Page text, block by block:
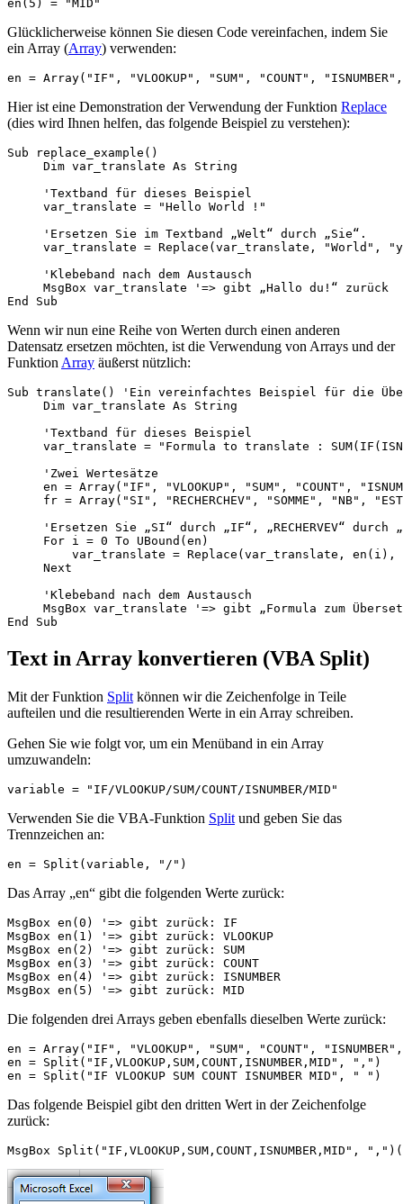
Glücklicherweise können Sie diesen Code vereinfachen, indem Sie
ein Array (Array) verwenden:
Hier ist eine Demonstration der Verwendung der Funktion Replace
(dies wird Ihnen helfen, das folgende Beispiel zu verstehen):
Sub replace_example()
     Dim var_translate As String
     'Textband für dieses Beispiel
     var_translate = "Hello World !"
     'Ersetzen Sie im Textband „Welt“ durch „Sie“.
var_translate = Replace(var_translate, "World",
     'Klebeband nach dem Austausch
     MsgBox var_translate '=> gibt „Hallo du!“ zurück
Wenn wir nun eine Reihe von Werten durch einen anderen
Datensatz ersetzen möchten, ist die Verwendung von Arrays und der
Funktion Array äußerst nützlich:
Sub translate() 'Ein vereinfachtes Beispiel für die
     Dim var_translate As String
     'Textband für dieses Beispiel
var_translate = "Formula to translate :
     'Zwei Wertesätze
en = Array("IF", "VLOOKUP", "SUM", "COUNT",
fr = Array("SI", "RECHERCHEV", "SOMME", "NB",
'Ersetzen Sie „SI“ durch „IF“, „RECHERVEV“ durch
     For i = 0 To UBound(en)
var_translate = Replace(var_translate, en(i),
     Next
     'Klebeband nach dem Austausch
MsgBox var_translate '=> gibt „Formula zum
Text in Array konvertieren (VBA Split)
Mit der Funktion Split können wir die Zeichenfolge in Teile
aufteilen und die resultierenden Werte in ein Array schreiben.
Gehen Sie wie folgt vor, um ein Menüband in ein Array
umzuwandeln:
Verwenden Sie die VBA-Funktion Split und geben Sie das
Trennzeichen an:
Das Array „en“ gibt die folgenden Werte zurück:
MsgBox en(0) '=> gibt zurück: IF
MsgBox en(1) '=> gibt zurück: VLOOKUP
MsgBox en(2) '=> gibt zurück: SUM
MsgBox en(3) '=> gibt zurück: COUNT
MsgBox en(4) '=> gibt zurück: ISNUMBER
Die folgenden drei Arrays geben ebenfalls dieselben Werte zurück:
en = Array("IF", "VLOOKUP", "SUM", "COUNT",
en = Split("IF,VLOOKUP,SUM,COUNT,ISNUMBER,MID", ",")
Das folgende Beispiel gibt den dritten Wert in der Zeichenfolge
zurück: